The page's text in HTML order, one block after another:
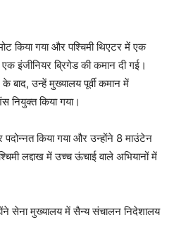
किया गया और पश्चिमी थिएटर में एक
इंजीनियर ब्रिगेड की कमान दी गई।
बाद, उन्हें मुख्यालय पूर्वी कमान में
नियुक्त किया गया।
किया गया और उन्होंने 8 माउंटेन
लद्दाख में उच्च ऊंचाई वाले अभियानों में
सेना मुख्यालय में सैन्य संचालन निदेशालय